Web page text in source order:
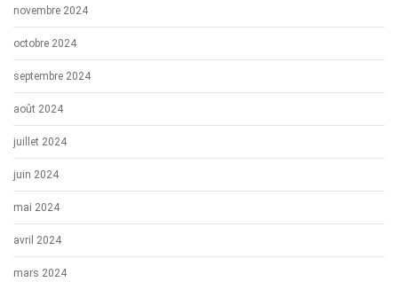
novembre 2024
octobre 2024
septembre 2024
août 2024
juillet 2024
juin 2024
mai 2024
avril 2024
mars 2024